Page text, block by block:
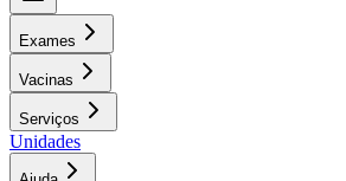
Exames
Vacinas
Serviços
Unidades